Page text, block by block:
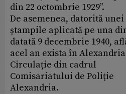
din 22 octombrie 1929’’.
De asemenea, datorită unei
ștampile aplicată pe una
datată 9 decembrie 1940,
acel an exista în
Circulație din cadrul
Comisariatului de Poliție
Alexandria.